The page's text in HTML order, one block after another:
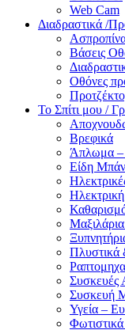
Web Cam
Διαδραστικά /
Βάσεις
Οθόνες
Το Σπίτι μου /
Βρεφικά
Άπλωμα –
Είδη
Πλυστικά
Συσκευές
Συσκευή
Υγεία –